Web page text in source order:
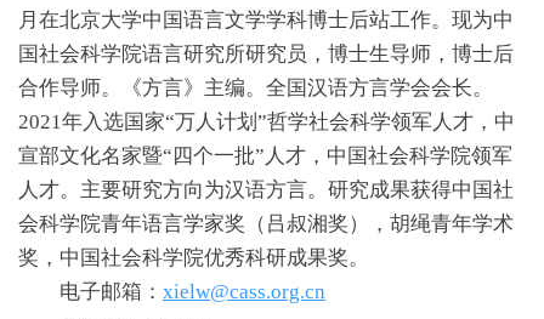
月在北京大学中国语言文学学科博士后站工作。 现为中
国社会科学院语言研究所研究员，博士生导师，博士后
合作导师。《方言》主编。全国汉语方言学会会长。
2021年入选国家“万人计划”哲学社会科学领军人才，中
宣部文化名家暨“四个一批”人才，中国社会科学院领军
人才。主要研究方向为汉语方言。研究成果获得中国社
会科学院青年语言学家奖（吕叔湘奖），胡绳青年学术
奖，中国社会科学院优秀科研成果奖。
电子邮箱： xielw@cass.org.cn